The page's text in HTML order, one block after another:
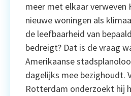
meer met elkaar verweven
nieuwe woningen als
de leefbaarheid van
bedreigt? Dat is de vraag
Amerikaanse
dagelijks mee bezighoudt.
Rotterdam onderzoekt hij